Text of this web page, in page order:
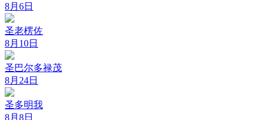
8月6日
圣老楞佐
8月10日
圣巴尔多禄茂
8月24日
圣多明我
8月8日